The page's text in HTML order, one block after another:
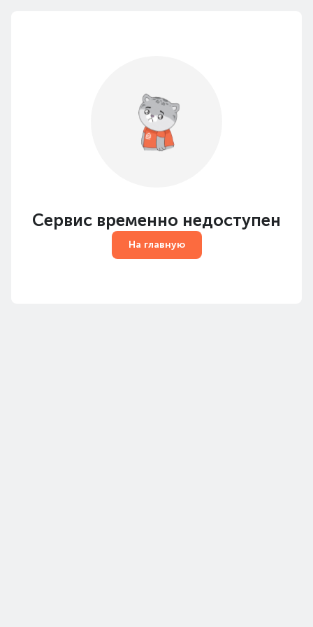
Сервис временно недоступен
На главную